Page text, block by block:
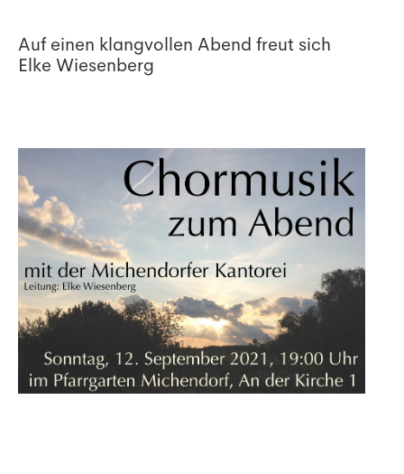
Auf einen klangvollen Abend freut sich
Elke Wiesenberg